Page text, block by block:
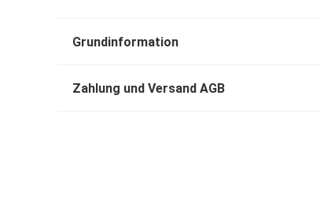
Grundinformation
Zahlung und Versand AGB